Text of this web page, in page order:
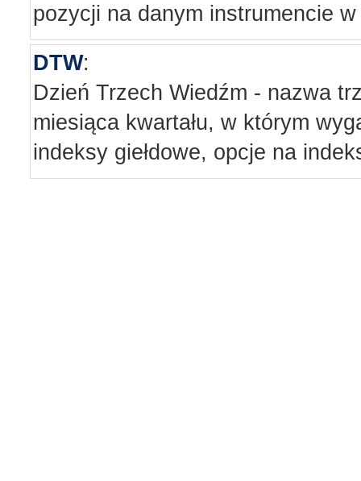
pozycji na danym instrumencie
DTW:
Dzień Trzech Wiedźm - nazwa
miesiąca kwartału, w którym
indeksy giełdowe, opcje na